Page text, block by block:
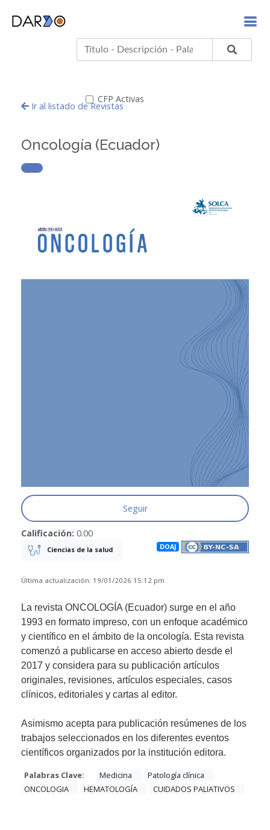
CFP Activas
Ir al listado de Revistas
Oncología (Ecuador)
Seguir
Calificación: 0.00
Ciencias de la salud DOAJ
Última actualización: 19/01/2026 15:12 pm
La revista ONCOLOGÍA (Ecuador) surge en el año
1993 en formato impreso, con un enfoque académico
y científico en el ámbito de la oncología. Esta revista
comenzó a publicarse en acceso abierto desde el
2017 y considera para su publicación artículos
originales, revisiones, artículos especiales, casos
clínicos, editoriales y cartas al editor.
Asimismo acepta para publicación resúmenes de los
trabajos seleccionados en los diferentes eventos
científicos organizados por la institución editora.
Palabras Clave: Medicina
Patología clínica
ONCOLOGIA
HEMATOLOGÍA CUIDADOS PALIATIVOS